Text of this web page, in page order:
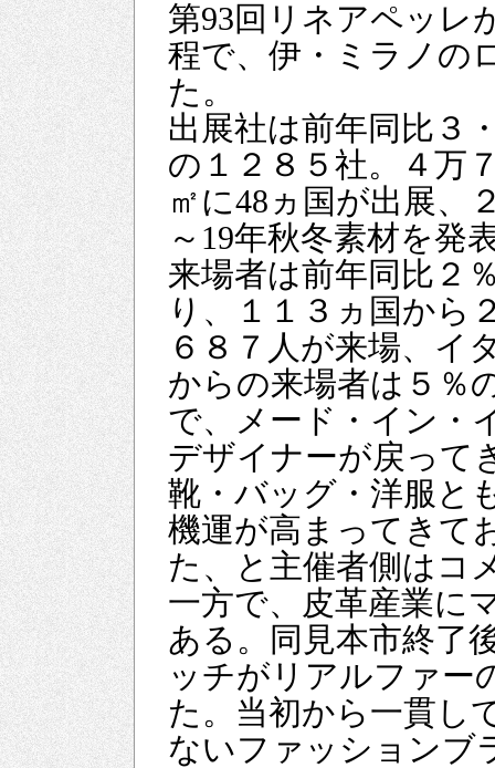
第93回リネアペッレ
程で、伊・ミラノの
た。
出展社は前年同比３
の１２８５社。４万
㎡に48ヵ国が出展、
～19年秋冬素材を発
来場者は前年同比２
り、１１３ヵ国から
６８７人が来場、イ
からの来場者は５％
で、メード・イン・
デザイナーが戻って
靴・バッグ・洋服と
機運が高まってきて
た、と主催者側はコ
一方で、皮革産業に
ある。同見本市終了
ッチがリアルファー
た。当初から一貫し
ないファッションブ